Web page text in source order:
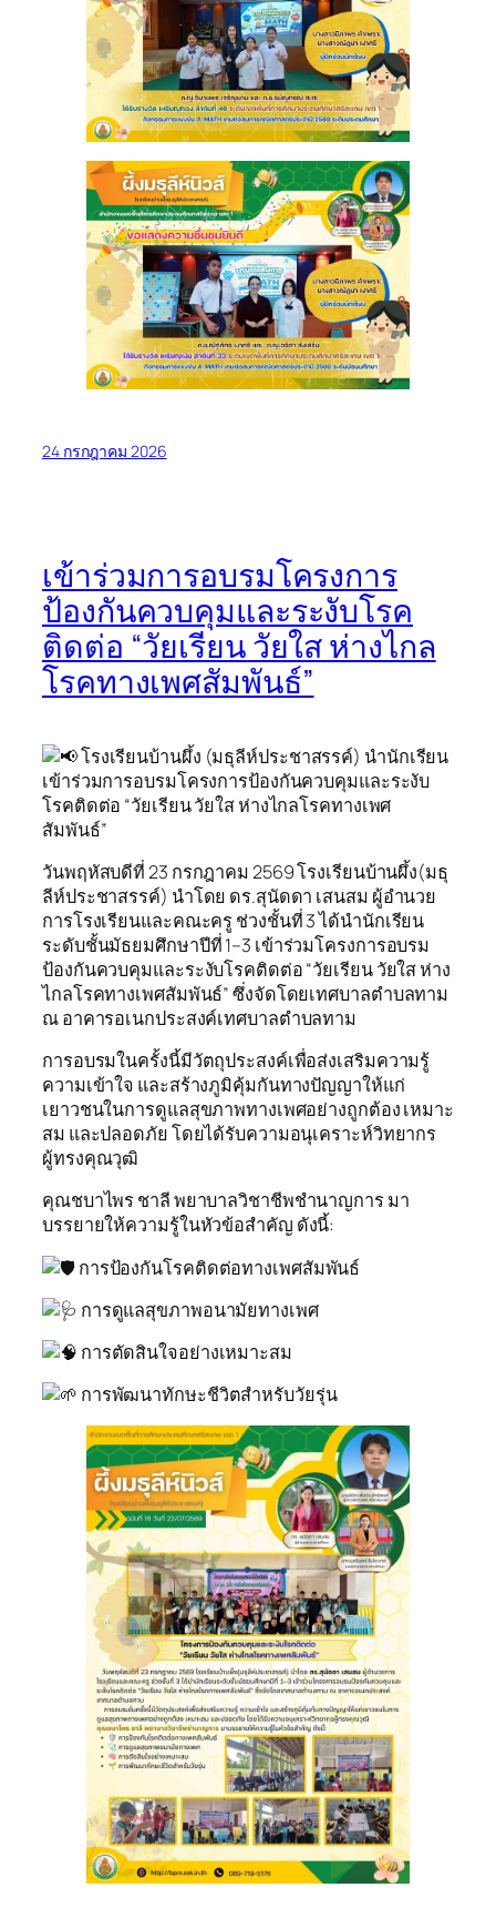
24 กรกฎาคม 2026
เข้าร่วมการอบรมโครงการ
ป้องกันควบคุมและระงับโรค
ติดต่อ “วัยเรียน วัยใส ห่างไกล
โรคทางเพศสัมพันธ์”
โรงเรียนบ้านผึ้ง (มธุลีห์ประชาสรรค์) นำนักเรียน
เข้าร่วมการอบรมโครงการป้องกันควบคุมและระงับ
โรคติดต่อ “วัยเรียน วัยใส ห่างไกลโรคทางเพศ
สัมพันธ์”
วันพฤหัสบดีที่ 23 กรกฎาคม 2569 โรงเรียนบ้านผึ้ง(มธุ
ลีห์ประชาสรรค์) นำโดย ดร.สุนัดดา เสนสม ผู้อำนวย
การโรงเรียนและคณะครู ช่วงชั้นที่ 3 ได้นำนักเรียน
ระดับชั้นมัธยมศึกษาปีที่ 1–3 เข้าร่วมโครงการอบรม
ป้องกันควบคุมและระงับโรคติดต่อ “วัยเรียน วัยใส ห่าง
ไกลโรคทางเพศสัมพันธ์” ซึ่งจัดโดยเทศบาลตำบลทาม
ณ อาคารอเนกประสงค์เทศบาลตำบลทาม
การอบรมในครั้งนี้มีวัตถุประสงค์เพื่อส่งเสริมความรู้
ความเข้าใจ และสร้างภูมิคุ้มกันทางปัญญาให้แก่
เยาวชนในการดูแลสุขภาพทางเพศอย่างถูกต้อง เหมาะ
สม และปลอดภัย โดยได้รับความอนุเคราะห์วิทยากร
ผู้ทรงคุณวุฒิ
คุณชบาไพร ชาลี พยาบาลวิชาชีพชำนาญการ มา
บรรยายให้ความรู้ในหัวข้อสำคัญ ดังนี้:
การป้องกันโรคติดต่อทางเพศสัมพันธ์
การดูแลสุขภาพอนามัยทางเพศ
การตัดสินใจอย่างเหมาะสม
การพัฒนาทักษะชีวิตสำหรับวัยรุ่น